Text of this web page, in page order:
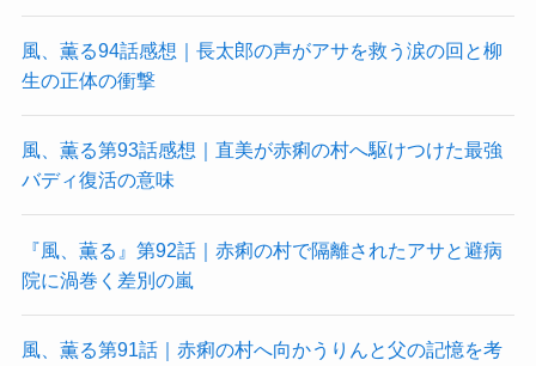
風、薫る94話感想｜長太郎の声がアサを救う涙の回と柳
生の正体の衝撃
風、薫る第93話感想｜直美が赤痢の村へ駆けつけた最強
バディ復活の意味
『風、薫る』第92話｜赤痢の村で隔離されたアサと避病
院に渦巻く差別の嵐
風、薫る第91話｜赤痢の村へ向かうりんと父の記憶を考